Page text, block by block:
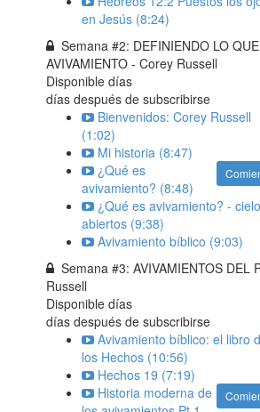
en Jesús (8:24)
Semana #2: DEFINIENDO LO
AVIVAMIENTO - Corey Russell
Disponibledías
días después de subscribirse
Bienvenidos: Corey Russell
(1:02)
Mi historia (8:47)
¿Qué es
avivamiento? (8:48)
¿Qué es avivamiento? -
abiertos (9:38)
Avivamiento bíblico (9:03)
Semana #3: AVIVAMIENTOS DEL
Russell
Disponibledías
días después de subscribirse
Avivamiento bíblico: el libro
los Hechos (10:56)
Hechos 19 (7:19)
Historia moderna de